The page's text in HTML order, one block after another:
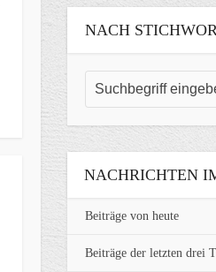
NACH
NACHRICHTEN
Beiträge von heute
Beiträge der letzten drei